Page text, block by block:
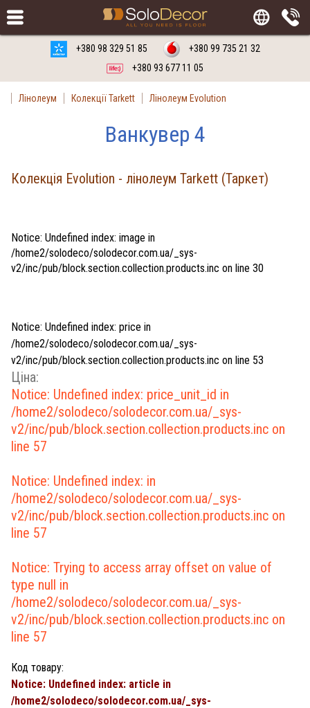
Замовити
Російська мова Українська мова
+380 98 329 51 85
+380 99 735 21 32
+380 93 677 11 05
Лінолеум Колекції Tarkett Лінолеум Evolution
Ванкувер 4
Колекція Evolution - лінолеум Tarkett (Таркет)
Notice: Undefined index: image in
/home2/solodeco/solodecor.com.ua/_sys-
v2/inc/pub/block.section.collection.products.inc on line 30
Notice: Undefined index: price in
/home2/solodeco/solodecor.com.ua/_sys-
v2/inc/pub/block.section.collection.products.inc on line 53
Ціна:
Notice: Undefined index: price_unit_id in
/home2/solodeco/solodecor.com.ua/_sys-
v2/inc/pub/block.section.collection.products.inc on
line 57
Notice: Undefined index: in
/home2/solodeco/solodecor.com.ua/_sys-
v2/inc/pub/block.section.collection.products.inc on
line 57
Notice: Trying to access array offset on value of
type null in
/home2/solodeco/solodecor.com.ua/_sys-
v2/inc/pub/block.section.collection.products.inc on
line 57
Код товару:
Notice: Undefined index: article in
/home2/solodeco/solodecor.com.ua/_sys-